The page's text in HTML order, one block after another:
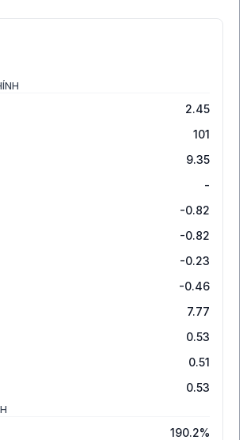
2.45
101
9.35
-
-0.82
-0.82
-0.23
-0.46
7.77
0.53
0.51
0.53
190.2%